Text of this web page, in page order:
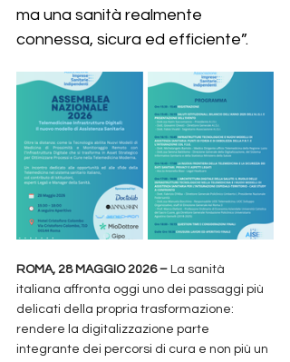
ma una sanità realmente
connessa, sicura ed efficiente”.
ROMA, 28 MAGGIO 2026 – La sanità
italiana affronta oggi uno dei passaggi più
delicati della propria trasformazione:
rendere la digitalizzazione parte
integrante dei percorsi di cura e non più un